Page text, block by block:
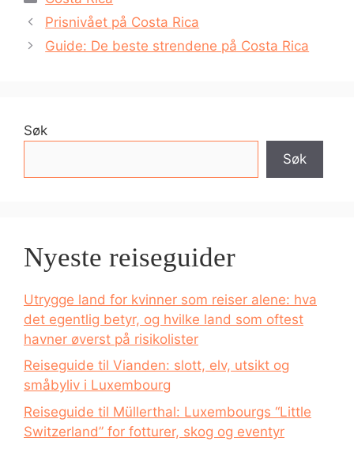
Prisnivået på Costa Rica
Guide: De beste strendene på Costa Rica
Søk
Søk
Nyeste reiseguider
Utrygge land for kvinner som reiser alene: hva
det egentlig betyr, og hvilke land som oftest
havner øverst på risikolister
Reiseguide til Vianden: slott, elv, utsikt og
småbyliv i Luxembourg
Reiseguide til Müllerthal: Luxembourgs “Little
Switzerland” for fotturer, skog og eventyr